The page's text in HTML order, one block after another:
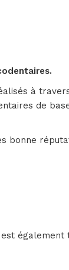
à
de
bonne
également